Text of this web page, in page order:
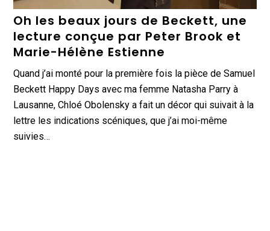
Oh les beaux jours de Beckett, une
lecture conçue par Peter Brook et
Marie-Hélène Estienne
Quand j’ai monté pour la première fois la pièce de Samuel
Beckett Happy Days avec ma femme Natasha Parry à
Lausanne, Chloé Obolensky a fait un décor qui suivait à la
lettre les indications scéniques, que j’ai moi-même
suivies…